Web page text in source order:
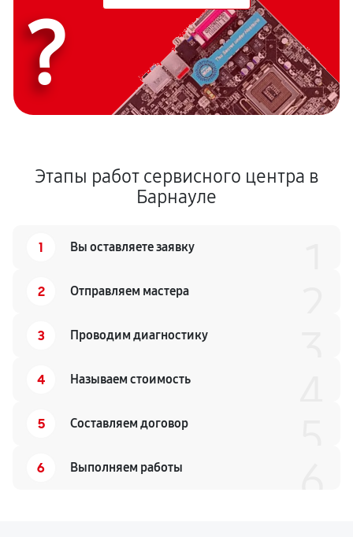
?
Этапы работ сервисного центра в
Барнауле
1 Вы оставляете заявку
2 Отправляем мастера
3 Проводим диагностику
4 Называем стоимость
5 Составляем договор
6 Выполняем работы